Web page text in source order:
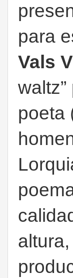
para
Vals
poeta